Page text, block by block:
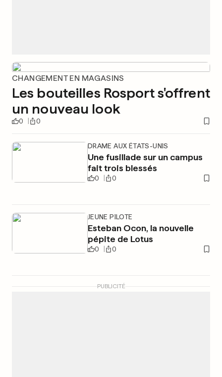
CHANGEMENT EN MAGASINS
Les bouteilles Rosport s'offrent
un nouveau look
0 0
DRAME AUX ÉTATS-UNIS
Une fusillade sur un campus
fait trois blessés
0 0
JEUNE PILOTE
Esteban Ocon, la nouvelle
pépite de Lotus
0 0
PUBLICITÉ